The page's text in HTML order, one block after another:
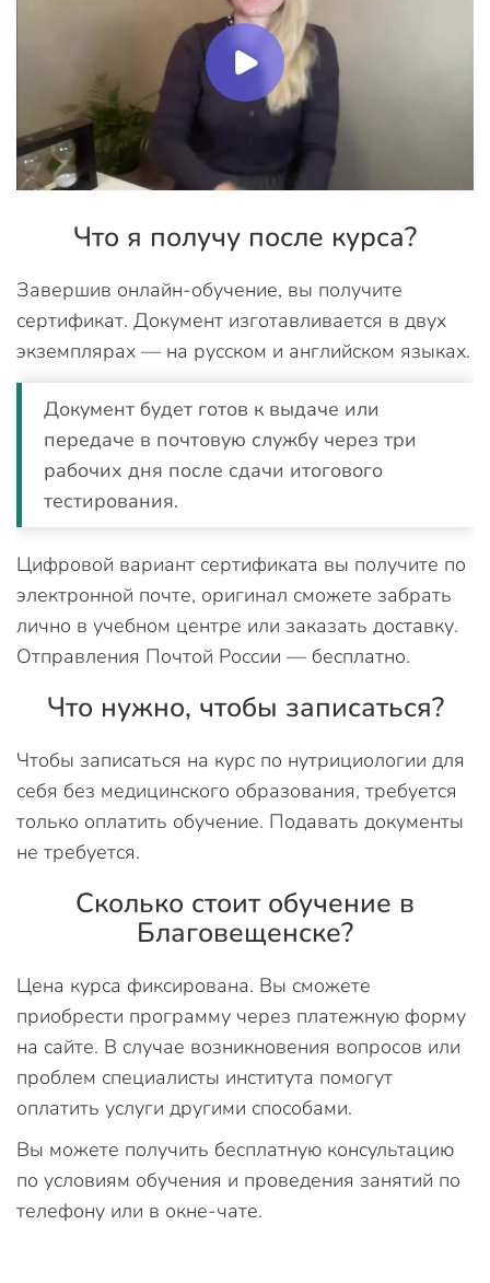
Что я получу после курса?
Завершив онлайн-обучение, вы получите
сертификат. Документ изготавливается в двух
экземплярах — на русском и английском языках.
Документ будет готов к выдаче или
передаче в почтовую службу через три
рабочих дня после сдачи итогового
тестирования.
Цифровой вариант сертификата вы получите по
электронной почте, оригинал сможете забрать
лично в учебном центре или заказать доставку.
Отправления Почтой России — бесплатно.
Что нужно, чтобы записаться?
Чтобы записаться на курс по нутрициологии для
себя без медицинского образования, требуется
только оплатить обучение. Подавать документы
не требуется.
Сколько стоит обучение в
Благовещенске?
Цена курса фиксирована. Вы сможете
приобрести программу через платежную форму
на сайте. В случае возникновения вопросов или
проблем специалисты института помогут
оплатить услуги другими способами.
Вы можете получить бесплатную консультацию
по условиям обучения и проведения занятий по
телефону или в окне-чате.